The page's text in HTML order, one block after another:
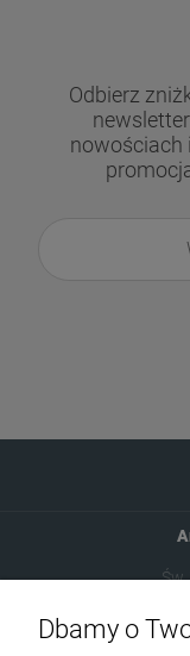
​​​​​​​Odbierz
nowościach
Dbamy o